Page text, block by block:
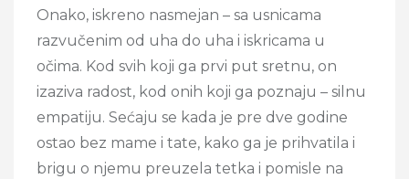
Onako, iskreno nasmejan – sa usnicama
razvučenim od uha do uha i iskricama u
očima. Kod svih koji ga prvi put sretnu, on
izaziva radost, kod onih koji ga poznaju – silnu
empatiju. Sećaju se kada je pre dve godine
ostao bez mame i tate, kako ga je prihvatila i
brigu o njemu preuzela tetka i pomisle na